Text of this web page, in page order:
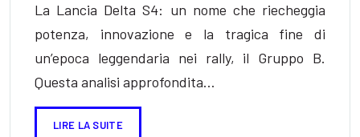
La Lancia Delta S4: un nome che riecheggia
potenza, innovazione e la tragica fine di
un’epoca leggendaria nei rally, il Gruppo B.
Questa analisi approfondita…
LIRE LA SUITE